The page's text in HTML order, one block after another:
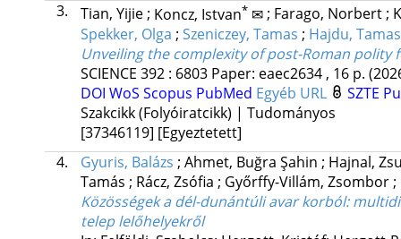
3.
Tian, Yijie; Koncz, Istvan*✉; Farago, Norbert;
Spekker, Olga ; Szeniczey, Tamas ; Hajdu, Tamas
Unveiling the complexity of post-Roman
SCIENCE 392: 6803 Paper: eaec2634 , 16 p.
DOI WoS Scopus PubMed Egyéb URL
SZTE
Szakcikk (Folyóiratcikk) | Tudományos
[37346119] [Egyeztetett]
4.
Gyuris, Balázs ; Ahmet, Buğra Şahin ; Hajnal,
Tamás ; Rácz, Zsófia ; Győrffy-Villám, Zsombor ;
Közösségek a dél-dunántúli avar korból:
telep lelőhelyekről